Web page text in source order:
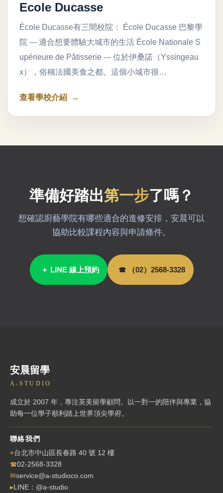
Ecole Ducasse
École Ducasse有三間校院： École Ducasse 巴黎學
院 --- 適合想要體驗大城市的生活 École Nationale S
upérieure de Pâtisserie --- 位於伊桑諾（Yssingeau
x），俗稱法國美食之都。這個小城市很…
查看學校介紹
準備好踏出第一步了嗎？
想確認廚藝學院有哪些適合的進修安排，安晨可以
協助比較課程內容與申請條件。
＋ LINE 線上預約 ☎ （02）2568-3328
安晨留學
A-STUDIO
成立於 2007 年，專注英美留學顧問。以一對一的陪伴與專業，協
助每一位學子順利踏上世界頂尖學府。
聯絡我們
⌖台北市中山區長春路 40 號 12 樓
☎02-2568-3328
✉service@a-studioco.com
▸LINE：@a-studio